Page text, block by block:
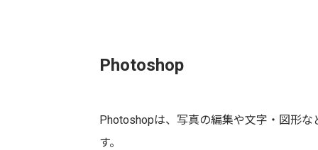
Photoshop
Photoshopは、写真の編集や文字・図形
す。